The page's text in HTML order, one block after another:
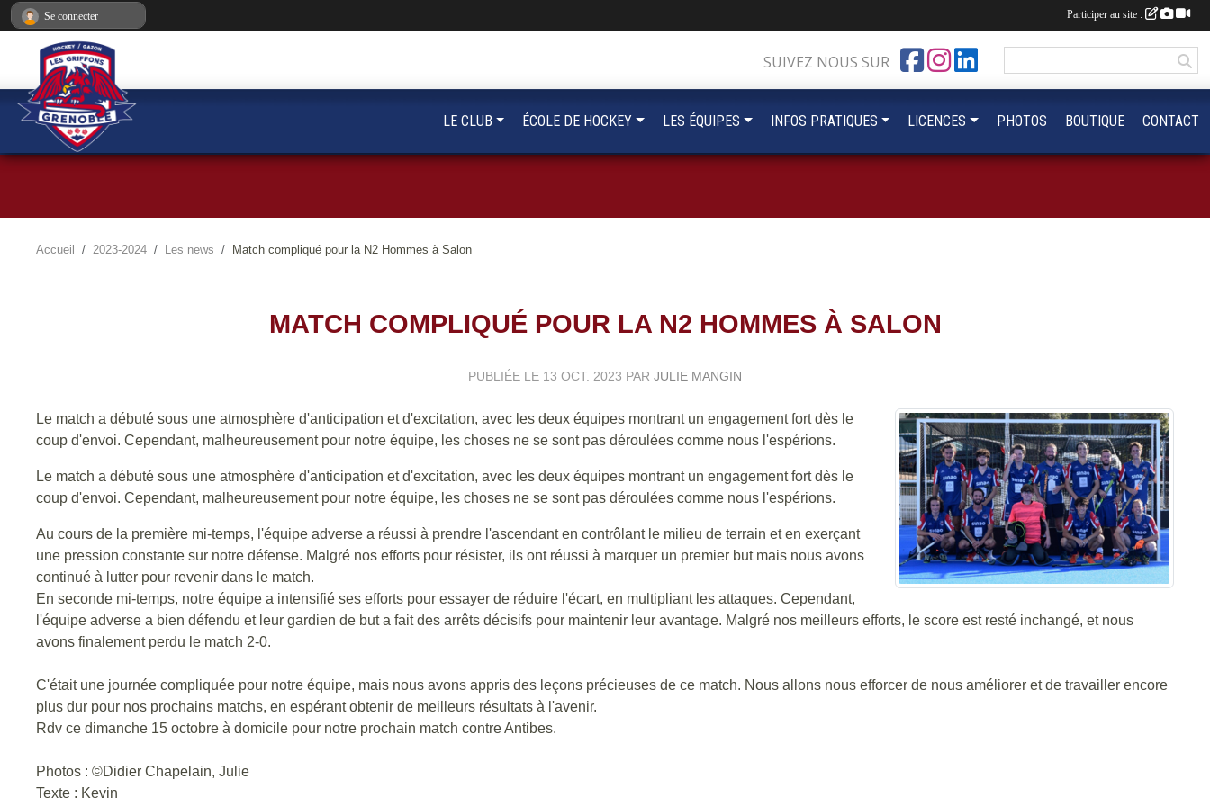
Accueil 2023-2024 Les news Match compliqué pour la N2 Hommes à Salon
MATCH COMPLIQUÉ POUR LA N2 HOMMES À SALON
PUBLIÉE LE 13 OCT. 2023 PAR JULIE MANGIN
Le match a débuté sous une atmosphère d'anticipation et d'excitation, avec les deux équipes montrant un engagement fort dès le
coup d'envoi. Cependant, malheureusement pour notre équipe, les choses ne se sont pas déroulées comme nous l'espérions.
Le match a débuté sous une atmosphère d'anticipation et d'excitation, avec les deux équipes montrant un engagement fort dès le
coup d'envoi. Cependant, malheureusement pour notre équipe, les choses ne se sont pas déroulées comme nous l'espérions.
Au cours de la première mi-temps, l'équipe adverse a réussi à prendre l'ascendant en contrôlant le milieu de terrain et en exerçant
une pression constante sur notre défense. Malgré nos efforts pour résister, ils ont réussi à marquer un premier but mais nous avons
continué à lutter pour revenir dans le match.
En seconde mi-temps, notre équipe a intensifié ses efforts pour essayer de réduire l'écart, en multipliant les attaques. Cependant,
l'équipe adverse a bien défendu et leur gardien de but a fait des arrêts décisifs pour maintenir leur avantage. Malgré nos meilleurs efforts, le score est resté inchangé, et nous
avons finalement perdu le match 2-0.
C'était une journée compliquée pour notre équipe, mais nous avons appris des leçons précieuses de ce match. Nous allons nous efforcer de nous améliorer et de travailler encore
plus dur pour nos prochains matchs, en espérant obtenir de meilleurs résultats à l'avenir.
Rdv ce dimanche 15 octobre à domicile pour notre prochain match contre Antibes.
Photos : ©️Didier Chapelain, Julie
Texte : Kevin
SUIVEZ NOUS SUR
LE CLUB ÉCOLE DE HOCKEY LES ÉQUIPES INFOS PRATIQUES LICENCES PHOTOS BOUTIQUE CONTACT
Se connecter Participer au site :
Panneau de gestion des cookies